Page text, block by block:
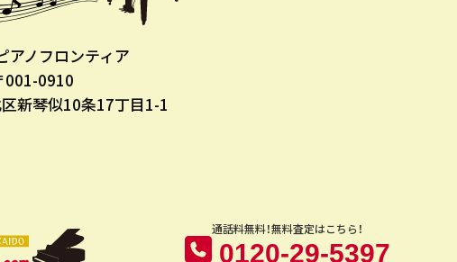
アノフロンティア
001-0910
新琴似10条17丁目1-1
通話料無料！無料査定はこちら！
0120-29-5397